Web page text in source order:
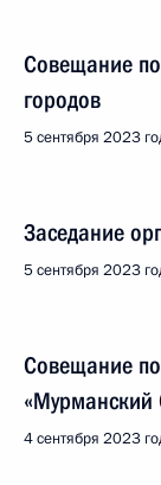
Совещание
городов
5 сентября 2023
Заседание
5 сентября 2023
Совещание
«Мурманский
4 сентября 2023